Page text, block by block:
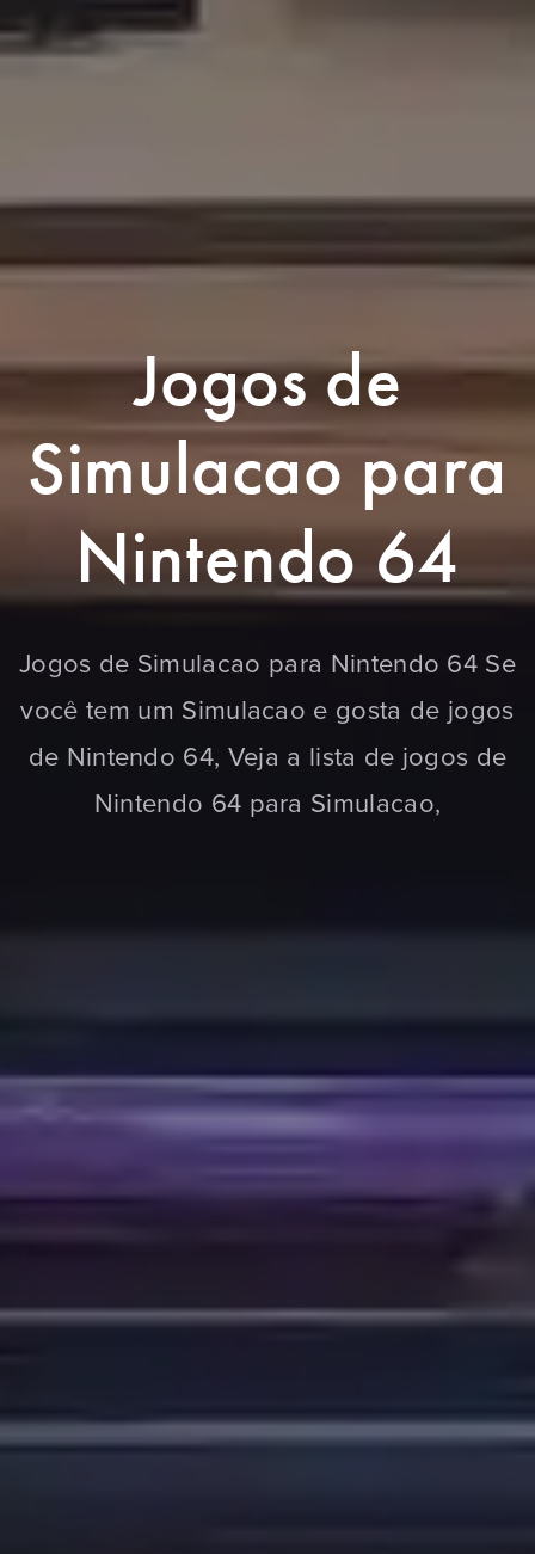
Jogos de
Simulacao para
Nintendo 64
Jogos de Simulacao para Nintendo 64 Se
você tem um Simulacao e gosta de jogos
de Nintendo 64, Veja a lista de jogos de
Nintendo 64 para Simulacao,